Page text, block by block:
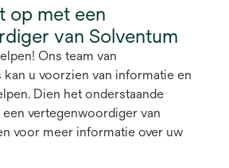
op met een
van Solventum
Ons team van
u voorzien van informatie en
Dien het onderstaande
vertegenwoordiger van
voor meer informatie over uw